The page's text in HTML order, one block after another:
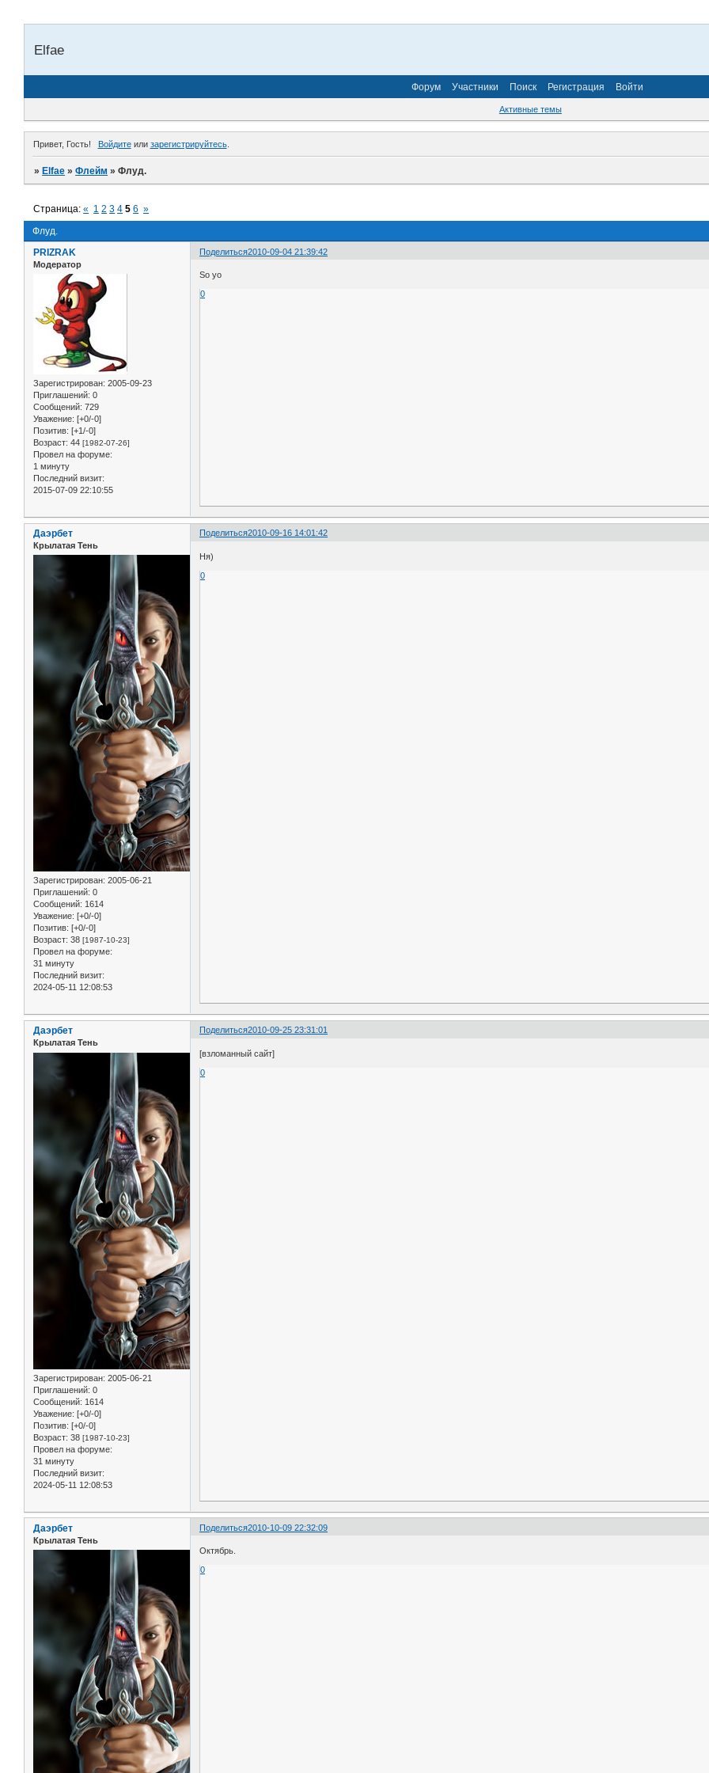
Elfae
Форум Участники Поиск Регистрация Войти
Активные темы
Привет, Гость! Войдитеили зарегистрируйтесь.
»Elfae »Флейм »Флуд.
Флуд.
Страница:« 1 2 3 4 5 6 »
Поделиться2010-09-04 21:39:42
PRIZRAK
Модератор
Зарегистрирован: 2005-09-23
Приглашений: 0
Сообщений: 729
Уважение: [+0/-0]
Позитив: [+1/-0]
Возраст: 44 [1982-07-26]
Провел на форуме:
1 минуту
Последний визит:
2015-07-09 22:10:55
So yo
0
Поделиться2010-09-16 14:01:42
Даэрбет
Крылатая Тень
Зарегистрирован: 2005-06-21
Приглашений: 0
Сообщений: 1614
Уважение: [+0/-0]
Позитив: [+0/-0]
Возраст: 38 [1987-10-23]
Провел на форуме:
31 минуту
Последний визит:
2024-05-11 12:08:53
Ня)
0
Поделиться2010-09-25 23:31:01
Даэрбет
Крылатая Тень
Зарегистрирован: 2005-06-21
Приглашений: 0
Сообщений: 1614
Уважение: [+0/-0]
Позитив: [+0/-0]
Возраст: 38 [1987-10-23]
Провел на форуме:
31 минуту
Последний визит:
2024-05-11 12:08:53
[взломанный сайт]
0
Поделиться2010-10-09 22:32:09
Даэрбет
Крылатая Тень
Октябрь.
0